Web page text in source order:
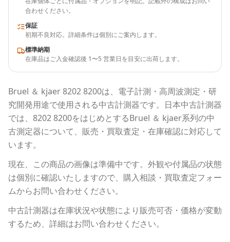
合わせください。
保証
初期不良対応。詳細条件は個別にご案内します。
標準納期
在庫品はご入金確認後 1〜5 営業日を目安に出荷します。
Bruel ＆ kjaer 8202 8200は、電子計測・高周波測定・研
究開発用途で使用される中古計測器です。 日本中古計測器
では、 8202 8200をはじめとするBruel ＆ kjaer系列の中
古測定器について、販売・買取査定・在庫確認に対応して
います。
現在、この商品の画像は準備中です。外観や付属品の状態
は個別に確認いたしますので、購入相談・買取査定フォー
ムからお問い合わせください。
中古計測器は在庫状況や状態により販売可否・価格が変動
するため、詳細はお問い合わせください。